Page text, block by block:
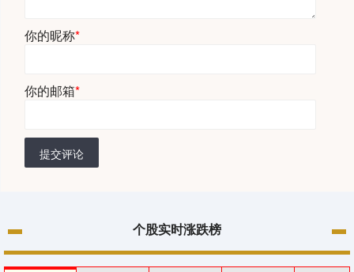
你的昵称*
你的邮箱*
提交评论
个股实时涨跌榜